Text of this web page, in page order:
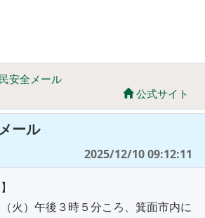
安全メール
公式サイト
ール
2025/12/10 09:12:11
火）午後３時５分ころ、箕面市内に